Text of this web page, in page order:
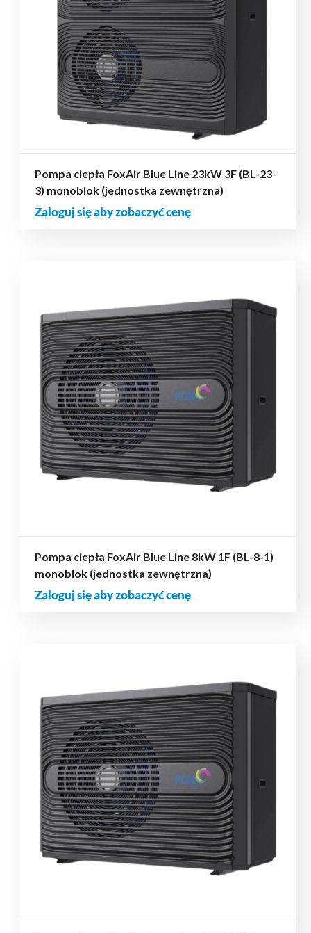
Pompa ciepła FoxAir Blue Line 23kW 3F (BL-23-
3) monoblok (jednostka zewnętrzna)
Zaloguj się aby zobaczyć cenę
Pompa ciepła FoxAir Blue Line 8kW 1F (BL-8-1)
monoblok (jednostka zewnętrzna)
Zaloguj się aby zobaczyć cenę